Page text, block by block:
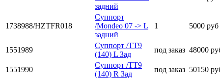
задний
1738988/HZTFR018
Суппорт
/Mondeo 07 -> L
задний
1 5000 руб
1551989
Суппорт /TT9
(140) L Зад
под заказ 48000
1551990
Суппорт /TT9
(140) R Зад
под заказ 50150